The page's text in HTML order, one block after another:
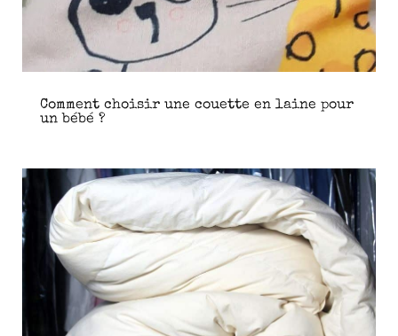
Comment choisir une couette en laine pour
un bébé ?